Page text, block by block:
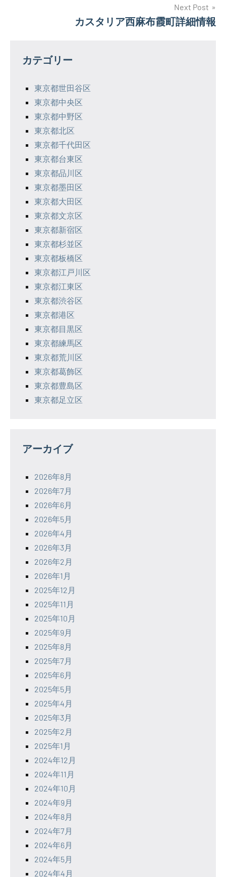
ー
Next Post
カスタリア西麻布霞町詳細情報
カテゴリー
東京都世田谷区
東京都中央区
東京都中野区
東京都北区
東京都千代田区
東京都台東区
東京都品川区
東京都墨田区
東京都大田区
東京都文京区
東京都新宿区
東京都杉並区
東京都板橋区
東京都江戸川区
東京都江東区
東京都渋谷区
東京都港区
東京都目黒区
東京都練馬区
東京都荒川区
東京都葛飾区
東京都豊島区
東京都足立区
アーカイブ
2026年8月
2026年7月
2026年6月
2026年5月
2026年4月
2026年3月
2026年2月
2026年1月
2025年12月
2025年11月
2025年10月
2025年9月
2025年8月
2025年7月
2025年6月
2025年5月
2025年4月
2025年3月
2025年2月
2025年1月
2024年12月
2024年11月
2024年10月
2024年9月
2024年8月
2024年7月
2024年6月
2024年5月
2024年4月